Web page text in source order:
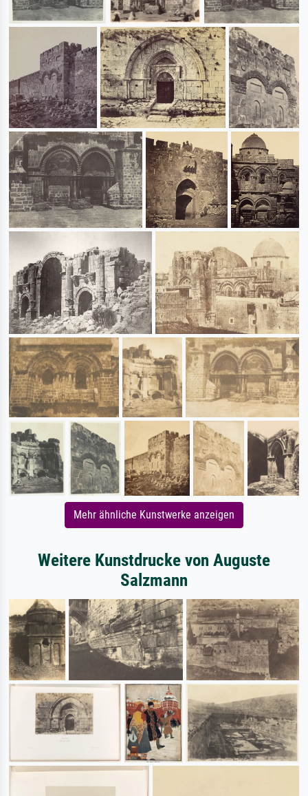
Mehr ähnliche Kunstwerke anzeigen
Weitere Kunstdrucke von Auguste
Salzmann